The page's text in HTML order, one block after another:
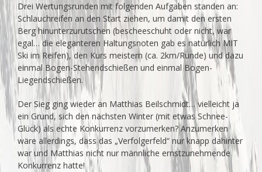
Drei Wertungsrunden mit folgenden Aufgaben standen an:
Schlauchreifen an den Start ziehen, um damit den ersten
Berg hinunterzurutschen (bescheeschuht oder nicht, war
egal… die eleganteren Haltungsnoten gab es natürlich MIT
Ski im Reifen), den Kurs meistern (ca. 2km/Runde) und dazu
einmal Bogen-Stehendschießen und einmal Bogen-
Liegendschießen.
Der Sieg ging wieder an Matthias Beilschmidt… vielleicht ja
ein Grund, sich den nächsten Winter (mit etwas Schnee-
Glück) als echte Konkurrenz vorzumerken? Anzumerken
wäre allerdings, dass das „Verfolgerfeld“ nur knapp dahinter
war und Matthias nicht nur männliche ernstzunehmende
Konkurrenz hatte!